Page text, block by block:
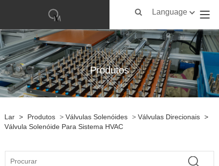
Language
Produtos
Lar > Produtos > Válvulas Solenóides > Válvulas Direcionais >
Válvula Solenóide Para Sistema HVAC